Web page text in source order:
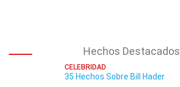
Hechos Destacados
CELEBRIDAD
35 Hechos Sobre Bill Hader